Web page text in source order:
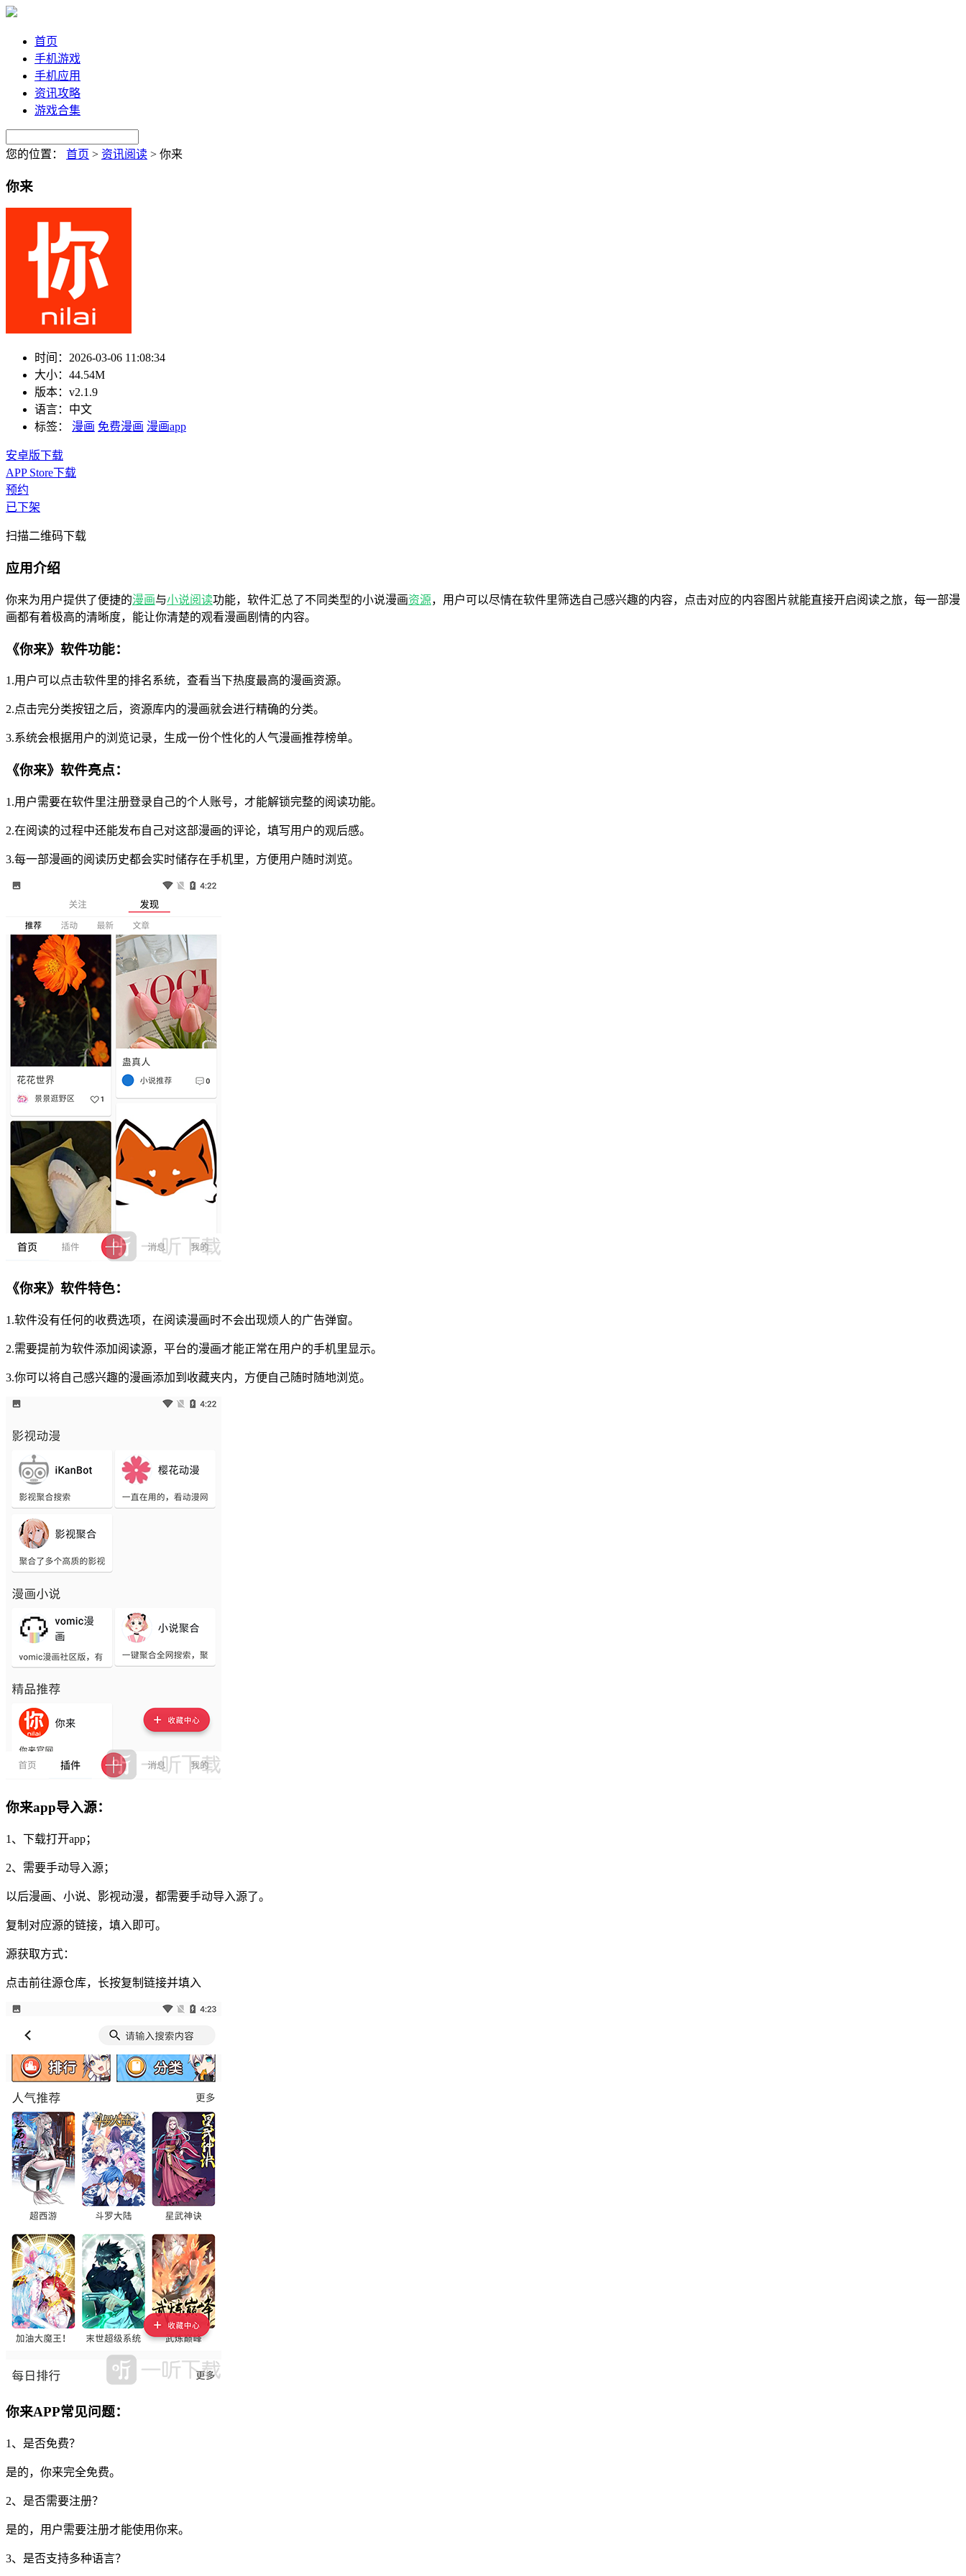
首页
手机游戏
手机应用
资讯攻略
游戏合集
您的位置： 首页 > 资讯阅读 > 你来
你来
时间： 2026-03-06 11:08:34
大小： 44.54M
版本： v2.1.9
语言： 中文
标签：
漫画 免费漫画 漫画app
安卓版下载
APP Store下载
预约
已下架
扫描二维码下载
应用介绍
你来为用户提供了便捷的漫画与小说阅读功能，软件汇总了不同类型的小说漫画资源，用户可以尽情在软件里筛选自己感兴趣的内容，点击对应的内容图片就能直接开启阅读之旅，每一部漫
画都有着极高的清晰度，能让你清楚的观看漫画剧情的内容。
《你来》软件功能：
1.用户可以点击软件里的排名系统，查看当下热度最高的漫画资源。
2.点击完分类按钮之后，资源库内的漫画就会进行精确的分类。
3.系统会根据用户的浏览记录，生成一份个性化的人气漫画推荐榜单。
《你来》软件亮点：
1.用户需要在软件里注册登录自己的个人账号，才能解锁完整的阅读功能。
2.在阅读的过程中还能发布自己对这部漫画的评论，填写用户的观后感。
3.每一部漫画的阅读历史都会实时储存在手机里，方便用户随时浏览。
《你来》软件特色：
1.软件没有任何的收费选项，在阅读漫画时不会出现烦人的广告弹窗。
2.需要提前为软件添加阅读源，平台的漫画才能正常在用户的手机里显示。
3.你可以将自己感兴趣的漫画添加到收藏夹内，方便自己随时随地浏览。
你来app导入源：
1、下载打开app；
2、需要手动导入源；
以后漫画、小说、影视动漫，都需要手动导入源了。
复制对应源的链接，填入即可。
源获取方式：
点击前往源仓库，长按复制链接并填入
你来APP常见问题：
1、是否免费？
是的，你来完全免费。
2、是否需要注册？
是的，用户需要注册才能使用你来。
3、是否支持多种语言？